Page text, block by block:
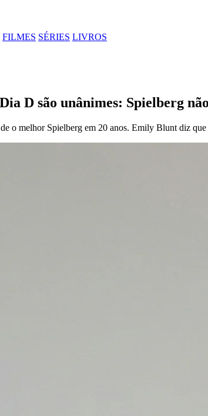
FILMES SÉRIES LIVROS
D são unânimes: Spielberg
o melhor Spielberg em 20 anos. Emily Blunt diz